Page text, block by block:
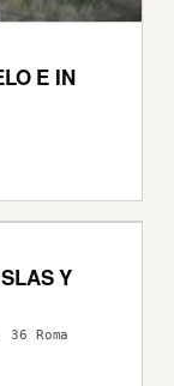
E IN
Y
Roma